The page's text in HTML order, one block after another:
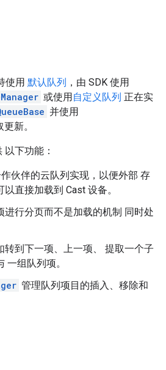
使用 默认队列 ，由 SDK 使用
或使用自定义队列 正在实
并使用
新。
下功能：
伙伴的云队列实现，以便外部 存
直接加载到 Cast 设备。
进行分页而不是加载的机制 同时处
转到下一项、上一项、 提取一个子
一组队列项。
管理队列项目的插入、移除和